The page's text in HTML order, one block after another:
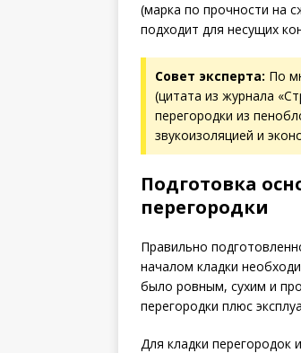
(марка по прочности на
подходит для несущих
Совет эксперта: По
(цитата из журнала
перегородки из
звукоизоляцией и
Подготовка
перегородки
Правильно
началом кладки
было ровным, сухим и
перегородки плюс
Для кладки